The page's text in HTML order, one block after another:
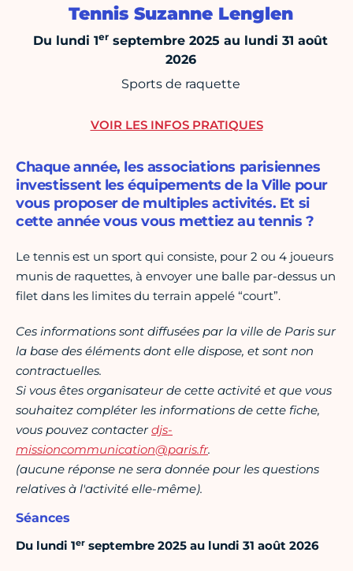
Tennis Suzanne Lenglen
Du lundi 1er septembre 2025 au lundi 31 août
2026
Sports de raquette
Chaque année, les associations parisiennes
investissent les équipements de la Ville pour
vous proposer de multiples activités. Et si
cette année vous vous mettiez au tennis ?
Le tennis est un sport qui consiste, pour 2 ou 4 joueurs
munis de raquettes, à envoyer une balle par-dessus un
filet dans les limites du terrain appelé “court”.
Ces informations sont diffusées par la ville de Paris sur
la base des éléments dont elle dispose, et sont non
contractuelles.
Si vous êtes organisateur de cette activité et que vous
souhaitez compléter les informations de cette fiche,
vous pouvez contacterdjs-
missioncommunication@paris.fr.
(aucune réponse ne sera donnée pour les questions
relatives à l'activité elle-même).
Séances
Du lundi 1er septembre 2025 au lundi 31 août 2026
VOIR LES INFOS PRATIQUES